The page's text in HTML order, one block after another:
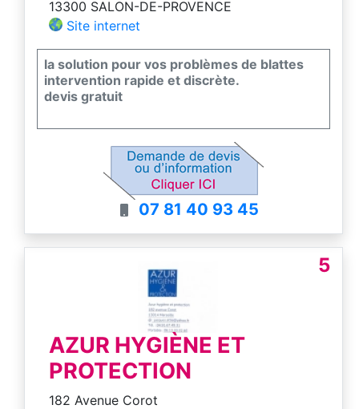
13300 SALON-DE-PROVENCE
Site internet
la solution pour vos problèmes de blattes
intervention rapide et discrète.
devis gratuit
07 81 40 93 45
5
AZUR HYGIÈNE ET
PROTECTION
182 Avenue Corot